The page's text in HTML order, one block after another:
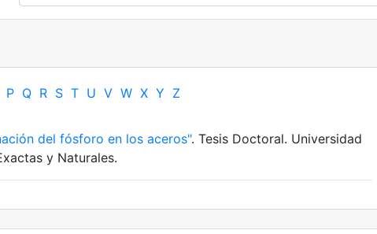
P Q R S T U V W X Y Z
del fósforo en los aceros". Tesis Doctoral. Universidad
y Naturales.